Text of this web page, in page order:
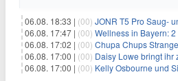
06.08. 18:33 | (00) JONR T5 Pro Saug-
06.08. 17:47 | (00) Wellness in Bayern: 2 Übernachtungen im
06.08. 17:02 | (00) Chupa Chups Stranger
06.08. 17:00 | (00) Daisy Lowe bringt ihr
06.08. 17:00 | (00) Kelly Osbourne und Sid